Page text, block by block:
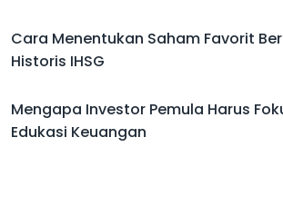
Cara Menentukan Saham Favorit
Historis IHSG
Mengapa Investor Pemula Harus
Edukasi Keuangan